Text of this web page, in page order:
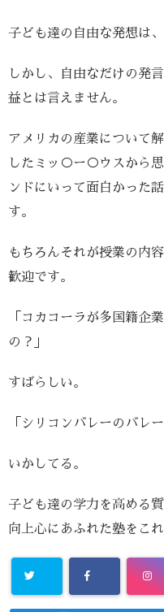
子ども達の自由な発想は
しかし、自由なだけの発
益とは言えません。
アメリカの産業について
したミッ○ー○ウスから
ンドにいって面白かった
す。
もちろんそれが授業の内
歓迎です。
「コカコーラが多国籍企
の？」
すばらしい。
「シリコンバレーのバレ
いかしてる。
子ども達の学力を高める
向上心にあふれた塾をこ